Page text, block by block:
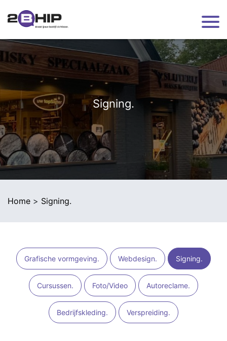
Home
Reclame
Nieuws
Over 2BHIP
Contact
Signing.
Home > Signing.
Grafische vormgeving. Webdesign. Signing.
Cursussen. Foto/Video Autoreclame.
Bedrijfskleding. Verspreiding.